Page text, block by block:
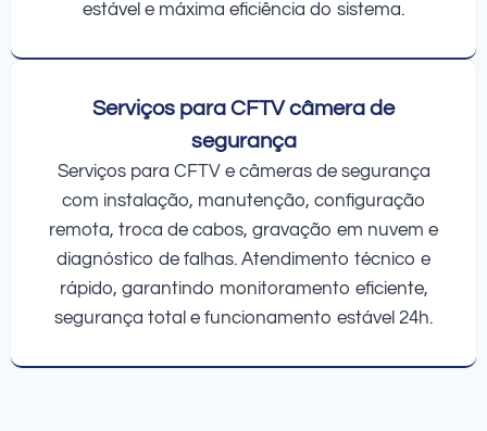
estável e máxima eficiência do sistema.
Serviços para CFTV câmera de
segurança
Serviços para CFTV e câmeras de segurança
com instalação, manutenção, configuração
remota, troca de cabos, gravação em nuvem e
diagnóstico de falhas. Atendimento técnico e
rápido, garantindo monitoramento eficiente,
segurança total e funcionamento estável 24h.